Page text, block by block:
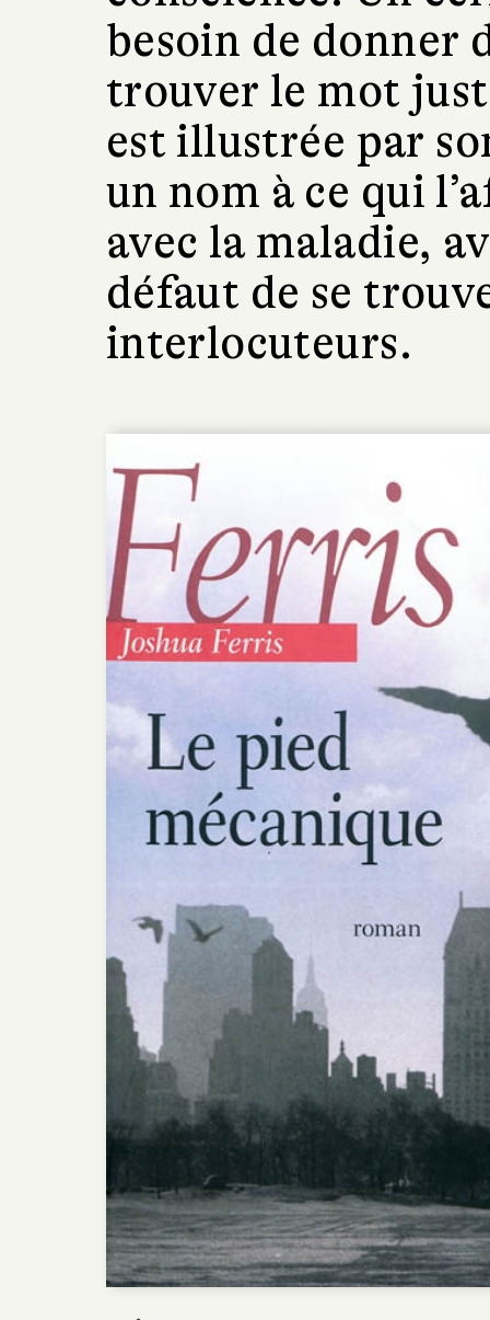
besoin de donner
trouver le mot
est illustrée par
un nom à ce qui
avec la maladie,
défaut de se
interlocuteurs.